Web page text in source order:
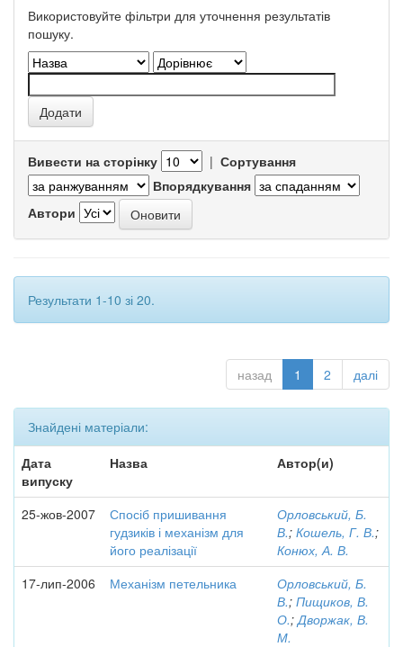
Використовуйте фільтри для уточнення результатів
пошуку.
Вивести на сторінку | Сортування
Впорядкування
Автори
Результати 1-10 зі 20.
назад 1 2 далі
Знайдені матеріали:
Дата
випуску
Назва Автор(и)
25-жов-2007
Спосіб пришивання
гудзиків і механізм для
його реалізації
Орловський, Б.
В.; Кошель, Г. В.;
Конюх, А. В.
17-лип-2006
Механізм петельника
Орловський, Б.
В.; Пищиков, В.
О.;Дворжак, В.
М.